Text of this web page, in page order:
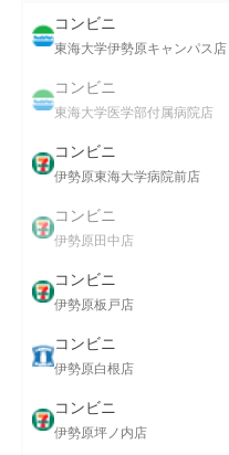
コンビニ
東海大学伊勢原キャンパス店
コンビニ
東海大学医学部付属病院店
コンビニ
伊勢原東海大学病院前店
コンビニ
伊勢原田中店
コンビニ
伊勢原板戸店
コンビニ
伊勢原白根店
コンビニ
伊勢原坪ノ内店